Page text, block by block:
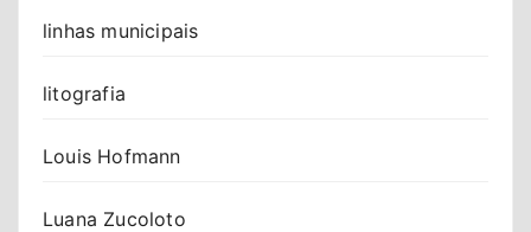
linhas municipais
litografia
Louis Hofmann
Luana Zucoloto